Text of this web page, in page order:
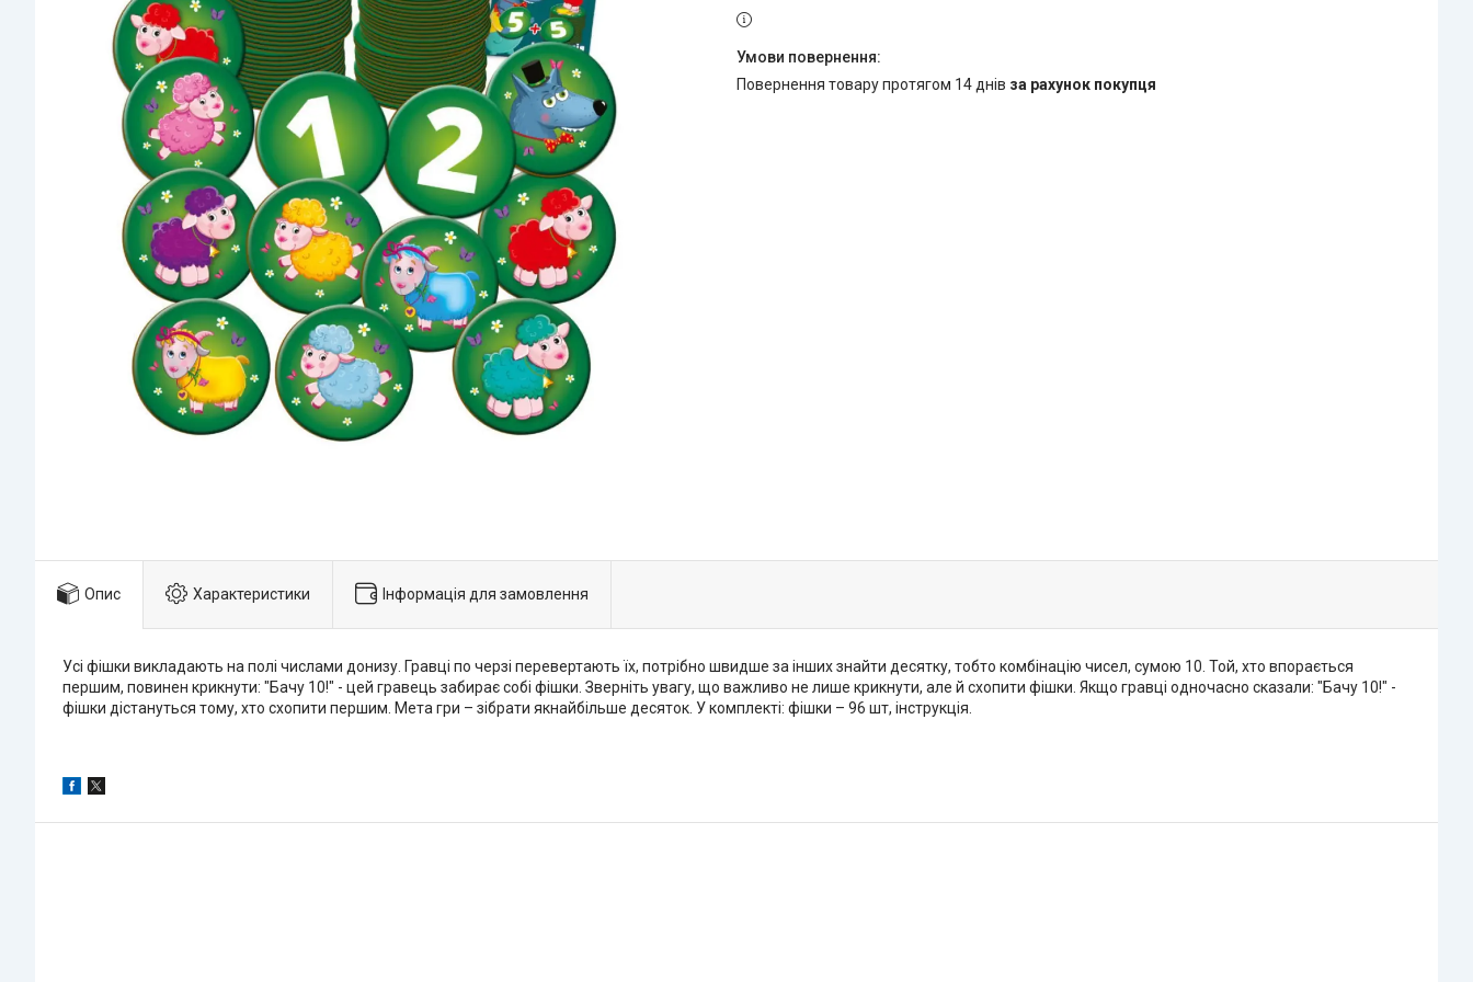
повернення товару протягом 14 днів за рахунок покупця
Опис Характеристики Інформація для замовлення
Усі фішки викладають на полі числами донизу. Гравці по черзі перевертають їх, потрібно швидше за інших знайти десятку, тобто комбінацію чисел, сумою 10. Той, хто впорається
першим, повинен крикнути: "Бачу 10!" - цей гравець забирає собі фішки. Зверніть увагу, що важливо не лише крикнути, але й схопити фішки. Якщо гравці одночасно сказали: "Бачу 10!" -
фішки дістануться тому, хто схопити першим. Мета гри – зібрати якнайбільше десяток. У комплекті: фішки – 96 шт, інструкція.